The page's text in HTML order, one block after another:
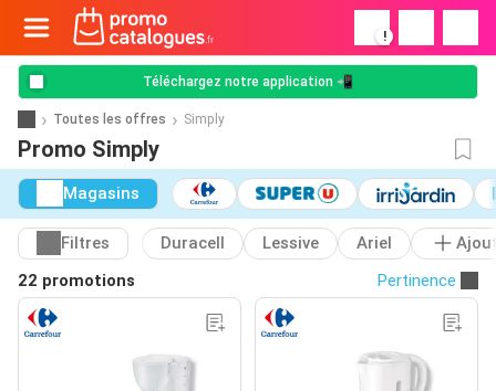
!
Téléchargez notre application 📲
Toutes les offres Simply
Promo Simply
Magasins
Filtres Duracell Lessive Ariel
22 promotions
Pertinence